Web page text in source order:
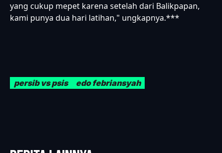
yang cukup mepet karena setelah dari Balikpapan,
kami punya dua hari latihan," ungkapnya.***
persib vs psis edo febriansyah